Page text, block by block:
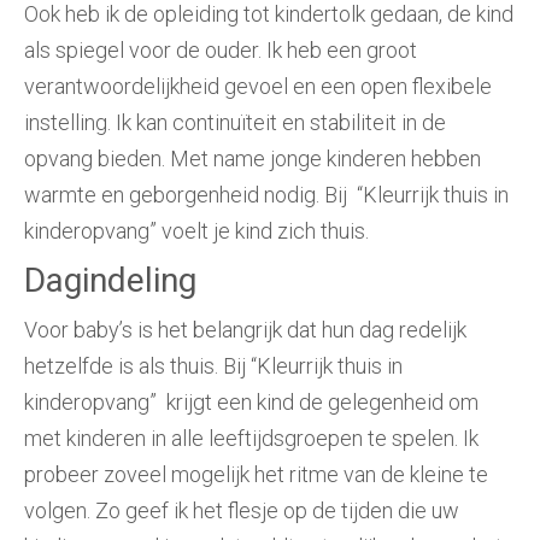
Ook heb ik de opleiding tot kindertolk gedaan, de kind
als spiegel voor de ouder. Ik heb een groot
verantwoordelijkheid gevoel en een open flexibele
instelling. Ik kan continuïteit en stabiliteit in de
opvang bieden. Met name jonge kinderen hebben
warmte en geborgenheid nodig. Bij “Kleurrijk thuis in
kinderopvang” voelt je kind zich thuis.
Dagindeling
Voor baby’s is het belangrijk dat hun dag redelijk
hetzelfde is als thuis. Bij “Kleurrijk thuis in
kinderopvang” krijgt een kind de gelegenheid om
met kinderen in alle leeftijdsgroepen te spelen. Ik
probeer zoveel mogelijk het ritme van de kleine te
volgen. Zo geef ik het flesje op de tijden die uw